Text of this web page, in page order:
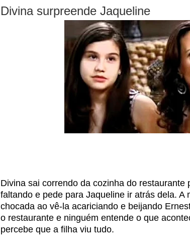
Divina surpreende Jaqueline
Divina sai correndo da cozinha do restaurante
faltando e pede para Jaqueline ir atrás dela. A
chocada ao vê-la acariciando e beijando
o restaurante e ninguém entende o que
percebe que a filha viu tudo.